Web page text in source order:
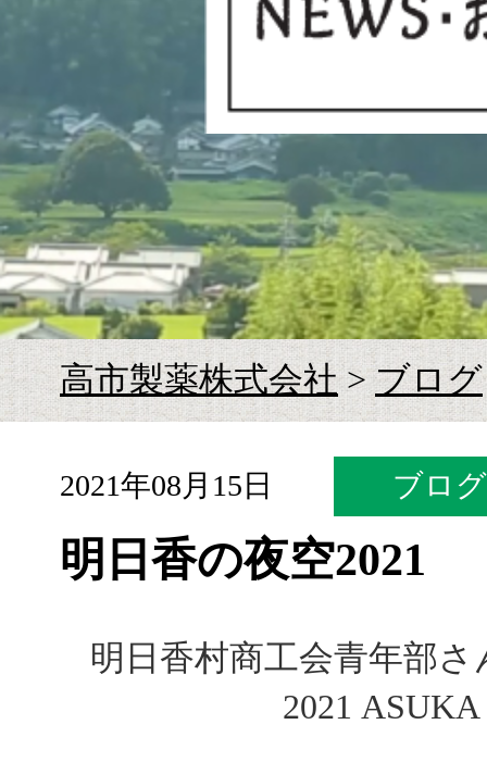
お
高市製薬株式会社>ブログ
2021年08月15日 ブログ
明日香の夜空2021
明日香村商工会青年部
2021